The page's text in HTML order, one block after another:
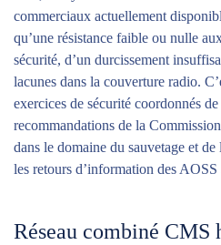
commerciaux actuellement
qu’une résistance faible ou nulle
sécurité, d’un durcissement
lacunes dans la couverture radio.
exercices de sécurité coordonnés
recommandations de la
dans le domaine du sauvetage et
les retours d’information des
Réseau combiné CMS